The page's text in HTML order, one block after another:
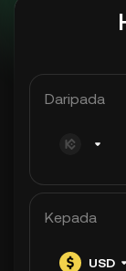
Daripada
Kepada
USD